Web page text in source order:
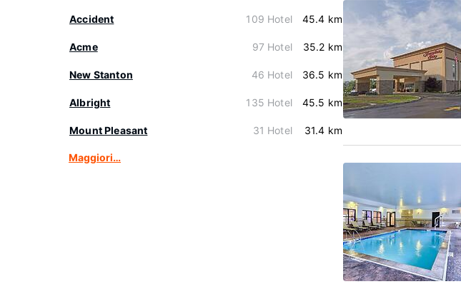
Accident 109 Hotel 45.4 km
Acme 97 Hotel 35.2 km
New Stanton 46 Hotel 36.5 km
Albright 135 Hotel 45.5 km
Mount Pleasant 31 Hotel 31.4 km
Maggiori…